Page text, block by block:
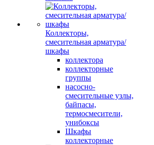
Коллекторы,
смесительная арматура/
шкафы
коллектора
коллекторные
группы
насосно-
смесительные узлы,
байпасы,
термосмесители,
унибоксы
Шкафы
коллекторные